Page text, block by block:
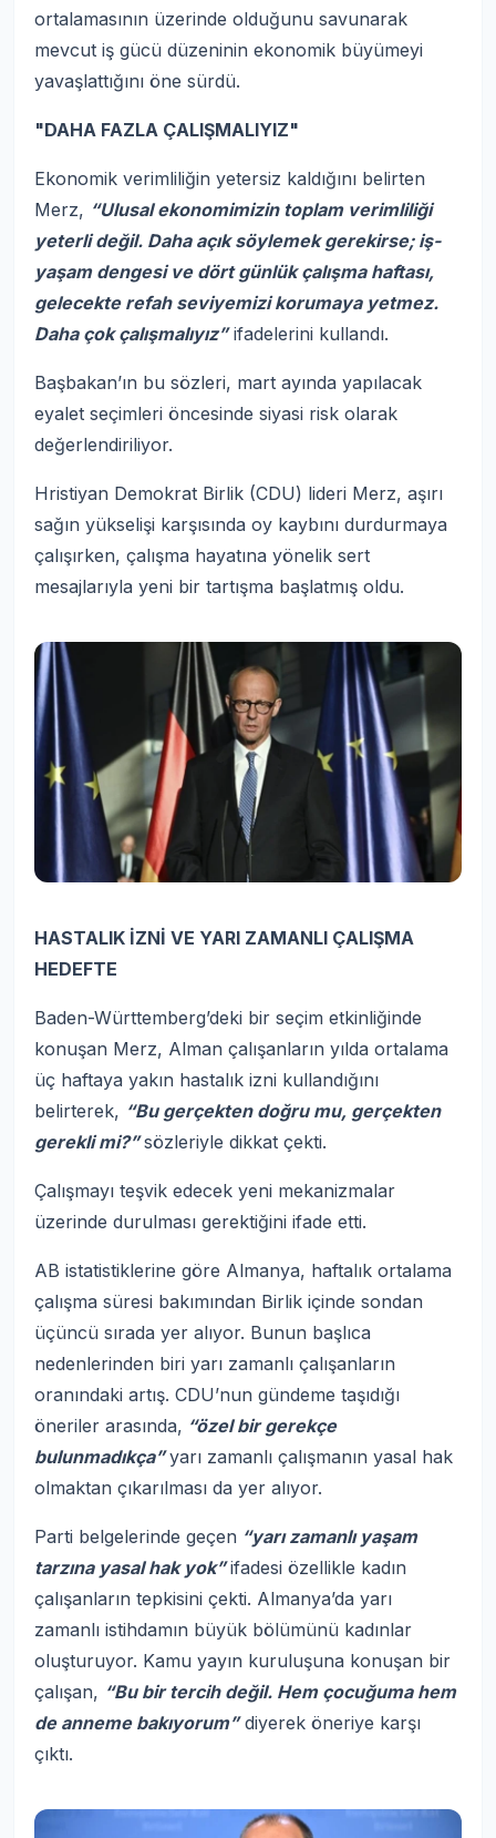
ortalamasının üzerinde olduğunu savunarak
mevcut iş gücü düzeninin ekonomik büyümeyi
yavaşlattığını öne sürdü.
"DAHA FAZLA ÇALIŞMALIYIZ"
Ekonomik verimliliğin yetersiz kaldığını belirten
Merz, “Ulusal ekonomimizin toplam verimliliği
yeterli değil. Daha açık söylemek gerekirse; iş-
yaşam dengesi ve dört günlük çalışma haftası,
gelecekte refah seviyemizi korumaya yetmez.
Daha çok çalışmalıyız”ifadelerini kullandı.
Başbakan’ın bu sözleri, mart ayında yapılacak
eyalet seçimleri öncesinde siyasi risk olarak
değerlendiriliyor.
Hristiyan Demokrat Birlik (CDU) lideri Merz, aşırı
sağın yükselişi karşısında oy kaybını durdurmaya
çalışırken, çalışma hayatına yönelik sert
mesajlarıyla yeni bir tartışma başlatmış oldu.
HASTALIK İZNİ VE YARI ZAMANLI ÇALIŞMA
HEDEFTE
Baden-Württemberg’deki bir seçim etkinliğinde
konuşan Merz, Alman çalışanların yılda ortalama
üç haftaya yakın hastalık izni kullandığını
belirterek, “Bu gerçekten doğru mu, gerçekten
gerekli mi?”sözleriyle dikkat çekti.
Çalışmayı teşvik edecek yeni mekanizmalar
üzerinde durulması gerektiğini ifade etti.
AB istatistiklerine göre Almanya, haftalık ortalama
çalışma süresi bakımından Birlik içinde sondan
üçüncü sırada yer alıyor. Bunun başlıca
nedenlerinden biri yarı zamanlı çalışanların
oranındaki artış. CDU’nun gündeme taşıdığı
öneriler arasında, “özel bir gerekçe
bulunmadıkça”yarı zamanlı çalışmanın yasal hak
olmaktan çıkarılması da yer alıyor.
Parti belgelerinde geçen “yarı zamanlı yaşam
tarzına yasal hak yok”ifadesi özellikle kadın
çalışanların tepkisini çekti. Almanya’da yarı
zamanlı istihdamın büyük bölümünü kadınlar
oluşturuyor. Kamu yayın kuruluşuna konuşan bir
çalışan, “Bu bir tercih değil. Hem çocuğuma hem
de anneme bakıyorum”diyerek öneriye karşı
çıktı.